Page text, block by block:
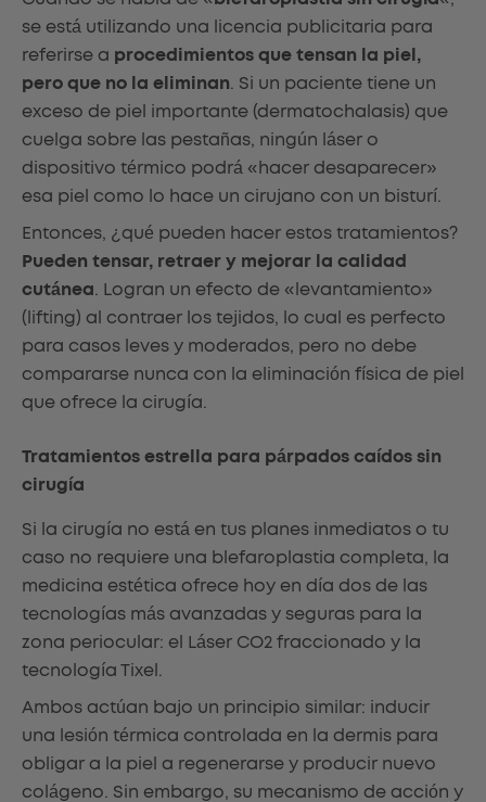
se está utilizando una licencia publicitaria para
referirse a procedimientos que tensan la piel,
pero que no la eliminan. Si un paciente tiene un
exceso de piel importante (dermatochalasis) que
cuelga sobre las pestañas, ningún láser o
dispositivo térmico podrá «hacer desaparecer»
esa piel como lo hace un cirujano con un bisturí.
Entonces, ¿qué pueden hacer estos tratamientos?
Pueden tensar, retraer y mejorar la calidad
cutánea. Logran un efecto de «levantamiento»
(lifting) al contraer los tejidos, lo cual es perfecto
para casos leves y moderados, pero no debe
compararse nunca con la eliminación física de piel
que ofrece la cirugía.
Tratamientos estrella para párpados caídos sin
cirugía
Si la cirugía no está en tus planes inmediatos o tu
caso no requiere una blefaroplastia completa, la
medicina estética ofrece hoy en día dos de las
tecnologías más avanzadas y seguras para la
zona periocular: el Láser CO2 fraccionado y la
tecnología Tixel.
Ambos actúan bajo un principio similar: inducir
una lesión térmica controlada en la dermis para
obligar a la piel a regenerarse y producir nuevo
colágeno. Sin embargo, su mecanismo de acción y